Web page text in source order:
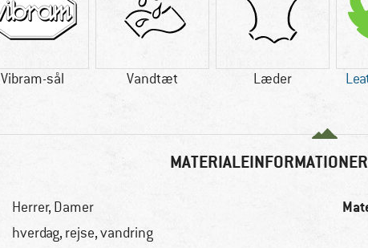
Vibram-sål Vandtæt Læder
Herrer, Damer
hverdag, rejse, vandring